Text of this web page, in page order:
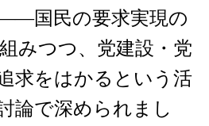
国民の要求実現の
みつつ、党建設・党
求をはかるという活
論で深められまし